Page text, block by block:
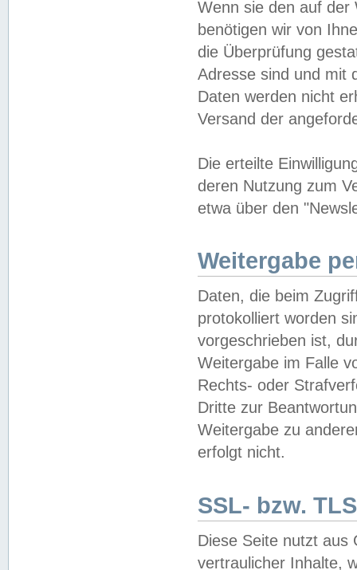
Wenn sie den auf der
benötigen wir von
die Überprüfung
Adresse sind und mit
Daten werden nicht
Versand der
Die erteilte
deren Nutzung zum
etwa über den
Weitergabe
Daten, die beim
protokolliert worden
vorgeschrieben ist,
Weitergabe im Falle
Rechts- oder
Dritte zur
Weitergabe zu
erfolgt nicht.
SSL- bzw.
Diese Seite nutzt aus
vertraulicher Inhalte,